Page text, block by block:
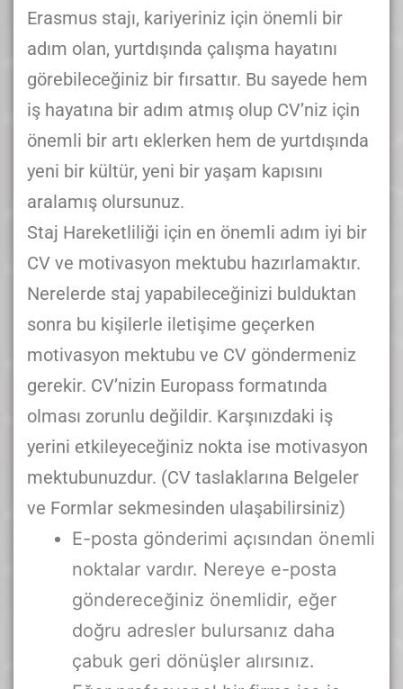
Erasmus stajı, kariyeriniz için önemli bir
adım olan, yurtdışında çalışma hayatını
görebileceğiniz bir fırsattır. Bu sayede hem
iş hayatına bir adım atmış olup CV’niz için
önemli bir artı eklerken hem de yurtdışında
yeni bir kültür, yeni bir yaşam kapısını
aralamış olursunuz.
Staj Hareketliliği için en önemli adım iyi bir
CV ve motivasyon mektubu hazırlamaktır.
Nerelerde staj yapabileceğinizi bulduktan
sonra bu kişilerle iletişime geçerken
motivasyon mektubu ve CV göndermeniz
gerekir. CV’nizin Europass formatında
olması zorunlu değildir. Karşınızdaki iş
yerini etkileyeceğiniz nokta ise motivasyon
mektubunuzdur. (CV taslaklarına Belgeler
ve Formlar sekmesinden ulaşabilirsiniz)
E-posta gönderimi açısından önemli
noktalar vardır. Nereye e-posta
göndereceğiniz önemlidir, eğer
doğru adresler bulursanız daha
çabuk geri dönüşler alırsınız.